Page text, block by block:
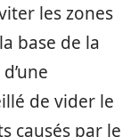
les zones
base de la
de vider le
causés par le